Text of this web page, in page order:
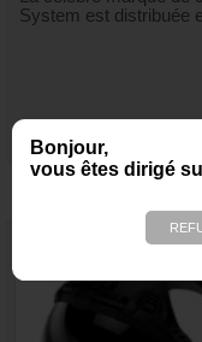
Bonjour,
vous êtes dirigé
System est distribuée